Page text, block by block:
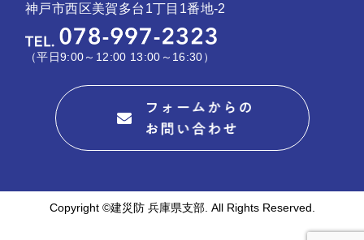
神戸市西区美賀多台1丁目1番地-2
（平日9:00～12:00 13:00～16:30）
Copyright ©建災防 兵庫県支部. All Rights Reserved.